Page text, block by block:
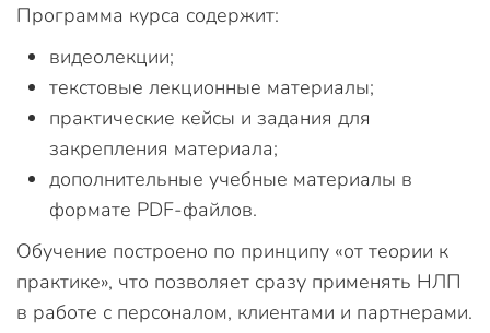
Программа курса содержит:
видеолекции;
текстовые лекционные материалы;
практические кейсы и задания для
закрепления материала;
дополнительные учебные материалы в
формате PDF-файлов.
Обучение построено по принципу «от теории к
практике», что позволяет сразу применять НЛП
в работе с персоналом, клиентами и партнерами.